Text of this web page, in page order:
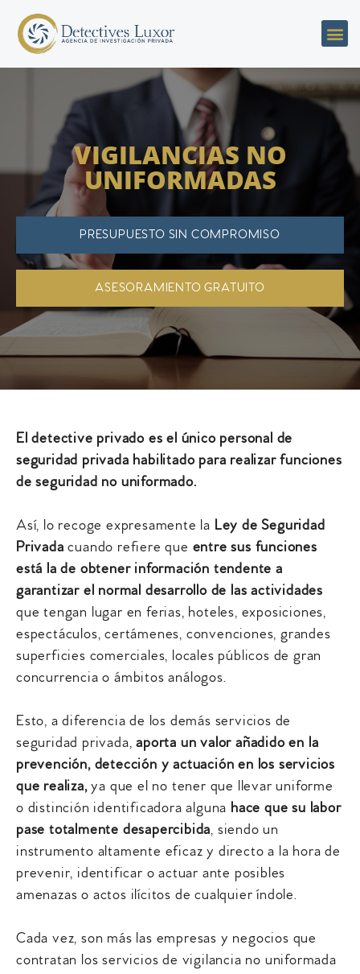
VIGILANCIAS NO
UNIFORMADAS
PRESUPUESTO SIN COMPROMISO
ASESORAMIENTO GRATUITO
El detective privado es el único personal de
seguridad privada habilitado para realizar funciones
de seguridad no uniformado.
Así, lo recoge expresamente la Ley de Seguridad
Privada cuando refiere que entre sus funciones
está la de obtener información tendente a
garantizar el normal desarrollo de las actividades
que tengan lugar en ferias, hoteles, exposiciones,
espectáculos, certámenes, convenciones, grandes
superficies comerciales, locales públicos de gran
concurrencia o ámbitos análogos.
Esto, a diferencia de los demás servicios de
seguridad privada,aporta un valor añadido en la
prevención, detección y actuación en los servicios
que realiza,ya que el no tener que llevar uniforme
o distinción identificadora alguna hace que su labor
pase totalmente desapercibida, siendo un
instrumento altamente eficaz y directo a la hora de
prevenir, identificar o actuar ante posibles
amenazas o actos ilícitos de cualquier índole.
Cada vez, son más las empresas y negocios que
contratan los servicios de vigilancia no uniformada